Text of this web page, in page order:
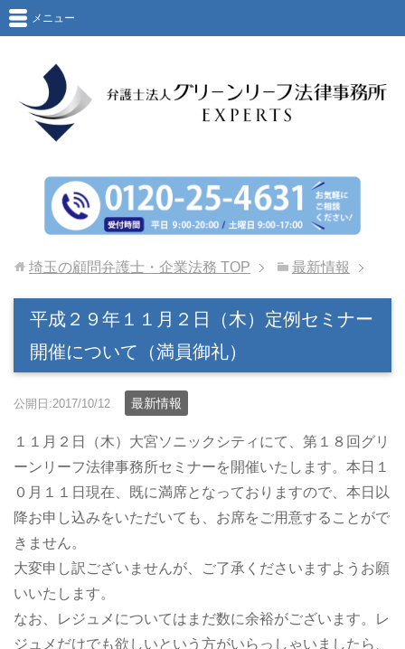
メニュー
埼玉の顧問弁護士・企業法務 TOP 最新情報
平成２９年１１月２日（木）定例セミナー
開催について（満員御礼）
公開日:2017/10/12 最新情報
１１月２日（木）大宮ソニックシティにて、第１８回グリ
ーンリーフ法律事務所セミナーを開催いたします。本日１
０月１１日現在、既に満席となっておりますので、本日以
降お申し込みをいただいても、お席をご用意することがで
きません。
大変申し訳ございませんが、ご了承くださいますようお願
いいたします。
なお、レジュメについてはまだ数に余裕がございます。レ
ジュメだけでも欲しいという方がいらっしゃいましたら、